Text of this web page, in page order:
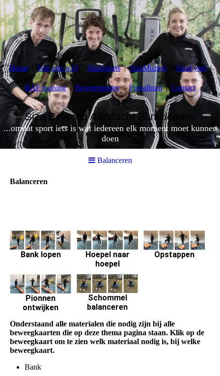
Home Wie zijn wij? SizaSports SizaMuziek SizaFysio
BAF training Beweegposter Fotoalbum Contact
Siza Beweeg Aandacht Functionaris
...omdat sport iets is wat iedereen elk moment moet kunnen
doen
Balanceren
Balanceren
Bank lopen
Hoepel naar
hoepel
Opstappen
Pionnen
ontwijken
Schommel
balanceren
Onderstaand alle materialen die nodig zijn bij alle
beweegkaarten die op deze thema pagina staan. Klik op de
beweegkaart om te zien welk materiaal nodig is, bij welke
beweegkaart.
Bank